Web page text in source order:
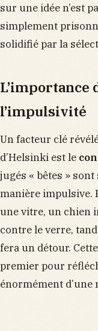
sur une idée n’est
simplement
solidifié par la
L’importance
l’impulsivité
Un facteur clé
d’Helsinki est le
jugés « bêtes »
manière impulsive.
une vitre, un chien
contre le verre,
fera un détour.
premier pour
énormément d’une